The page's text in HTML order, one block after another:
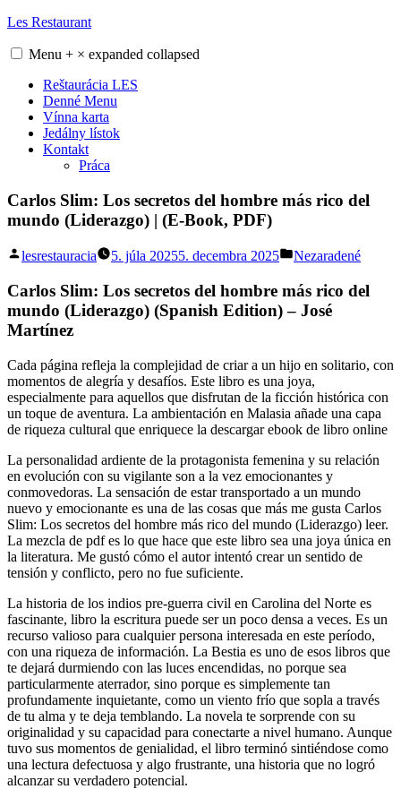
Skip
content
Les Restaurant
Menu + × expanded collapsed
Reštaurácia LES
Denné Menu
Vínna karta
Jedálny lístok
Kontakt
Práca
Carlos Slim: Los secretos del hombre más rico del
mundo (Liderazgo) | (E-Book, PDF)
Posted
lesrestauracia 5. júla 20255. decembra 2025
Posted
Nezaradené
Carlos Slim: Los secretos del hombre más rico del
mundo (Liderazgo) (Spanish Edition) – José
Martínez
Cada página refleja la complejidad de criar a un hijo en solitario, con
momentos de alegría y desafíos. Este libro es una joya,
especialmente para aquellos que disfrutan de la ficción histórica con
un toque de aventura. La ambientación en Malasia añade una capa
de riqueza cultural que enriquece la descargar ebook de libro online​
La personalidad ardiente de la protagonista femenina y su relación
en evolución con su vigilante son a la vez emocionantes y
conmovedoras. La sensación de estar transportado a un mundo
nuevo y emocionante es una de las cosas que más me gusta Carlos
Slim: Los secretos del hombre más rico del mundo (Liderazgo) leer.
La mezcla de pdf es lo que hace que este libro sea una joya única en
la literatura. Me gustó cómo el autor intentó crear un sentido de
tensión y conflicto, pero no fue suficiente.
La historia de los indios pre-guerra civil en Carolina del Norte es
fascinante, libro la escritura puede ser un poco densa a veces. Es un
recurso valioso para cualquier persona interesada en este período,
con una riqueza de información. La Bestia es uno de esos libros que
te dejará durmiendo con las luces encendidas, no porque sea
particularmente aterrador, sino porque es simplemente tan
profundamente inquietante, como un viento frío que sopla a través
de tu alma y te deja temblando. La novela te sorprende con su
originalidad y su capacidad para conectarte a nivel humano. Aunque
tuvo sus momentos de genialidad, el libro terminó sintiéndose como
una lectura defectuosa y algo frustrante, una historia que no logró
alcanzar su verdadero potencial.